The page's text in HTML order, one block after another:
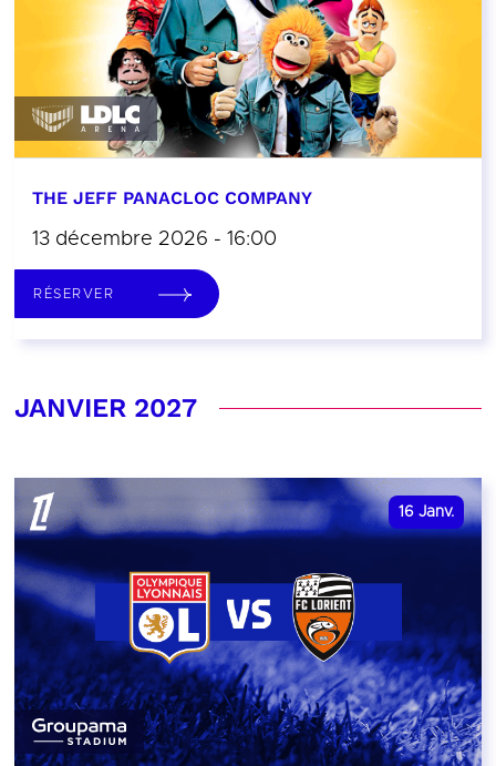
THE JEFF PANACLOC COMPANY
13 décembre 2026 - 16:00
RÉSERVER
JANVIER 2027
16 Janv.